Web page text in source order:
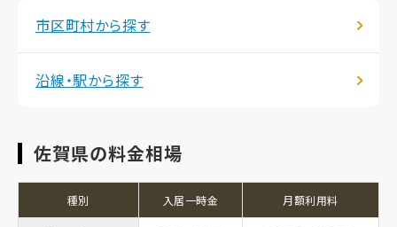
市区町村から探す
沿線・駅から探す
佐賀県の料金相場
種別 入居一時金 月額利用料